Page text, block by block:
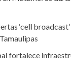
‘cell
fortalece